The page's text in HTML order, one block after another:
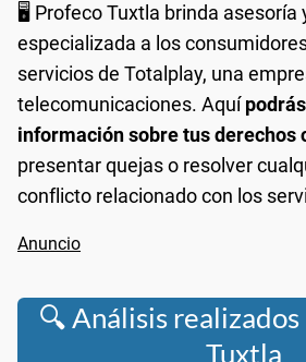
🖥️ Profeco Tuxtla brinda asesoría
especializada a los
servicios de Totalplay, una
telecomunicaciones. Aquí
información sobre tus derechos
presentar quejas o resolver
conflicto relacionado con los
🔍 Análisis
Tuxtla